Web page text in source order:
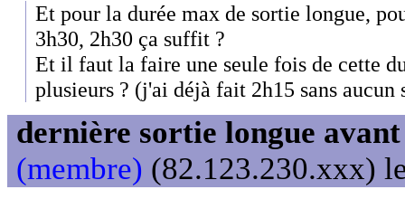
Et pour la durée max de sortie longue,
3h30, 2h30 ça suffit ?
Et il faut la faire une seule fois de cette
plusieurs ? (j'ai déjà fait 2h15 sans aucun
dernière sortie longue
(membre) (82.123.230.xxx)